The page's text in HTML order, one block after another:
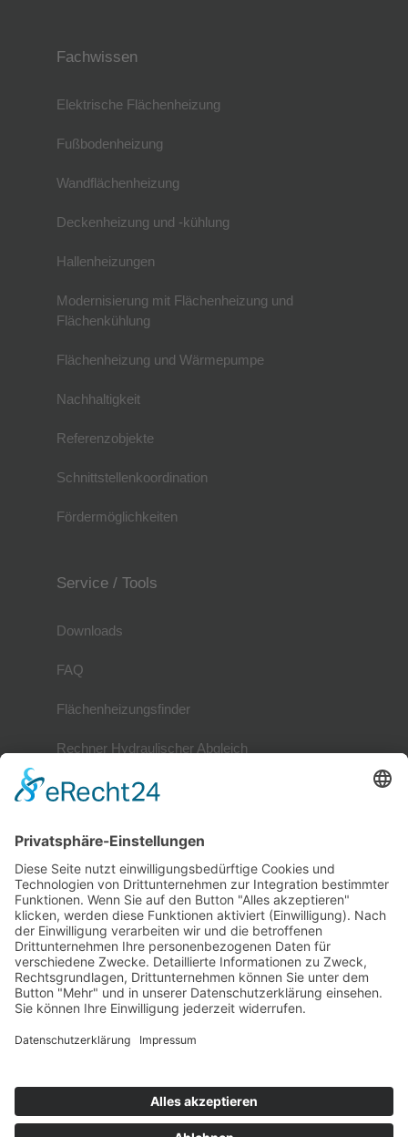
Fachwissen
Elektrische Flächenheizung
Fußbodenheizung
Wandflächenheizung
Deckenheizung und -kühlung
Hallenheizungen
Modernisierung mit Flächenheizung und
Flächenkühlung
Flächenheizung und Wärmepumpe
Nachhaltigkeit
Referenzobjekte
Schnittstellenkoordination
Fördermöglichkeiten
Service / Tools
Downloads
FAQ
Flächenheizungsfinder
Rechner Hydraulischer Abgleich
Mitglieder
Mitgliederverzeichnis
Referenzobjekte
Mitglied werden
Mitglieder-Login
Alle Infos im Überblick